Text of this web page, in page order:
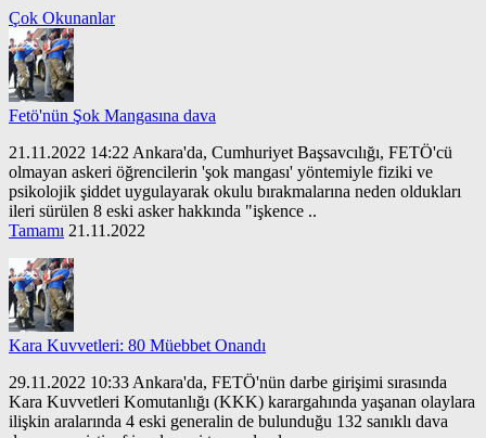
Çok Okunanlar
Fetö'nün Şok Mangasına dava
21.11.2022 14:22 Ankara'da, Cumhuriyet Başsavcılığı, FETÖ'cü
olmayan askeri öğrencilerin 'şok mangası' yöntemiyle fiziki ve
psikolojik şiddet uygulayarak okulu bırakmalarına neden oldukları
ileri sürülen 8 eski asker hakkında "işkence ..
Tamamı 21.11.2022
Kara Kuvvetleri: 80 Müebbet Onandı
29.11.2022 10:33 Ankara'da, FETÖ'nün darbe girişimi sırasında
Kara Kuvvetleri Komutanlığı (KKK) karargahında yaşanan olaylara
ilişkin aralarında 4 eski generalin de bulunduğu 132 sanıklı dava